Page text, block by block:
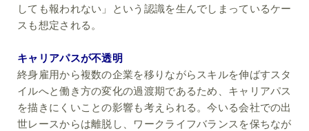
しても報われない」という認識を生んでしまっているケー
スも想定される。
キャリアパスが不透明
終身雇用から複数の企業を移りながらスキルを伸ばすスタ
イルへと働き方の変化の過渡期であるため、キャリアパス
を描きにくいことの影響も考えられる。今いる会社での出
世レースからは離脱し、ワークライフバランスを保ちなが